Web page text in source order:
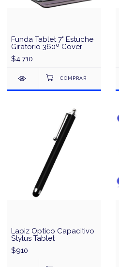
Funda Tablet 7" Estuche
Giratorio 360º Cover
$4.710
Lapiz Optico Capacitivo
Stylus Tablet
$910